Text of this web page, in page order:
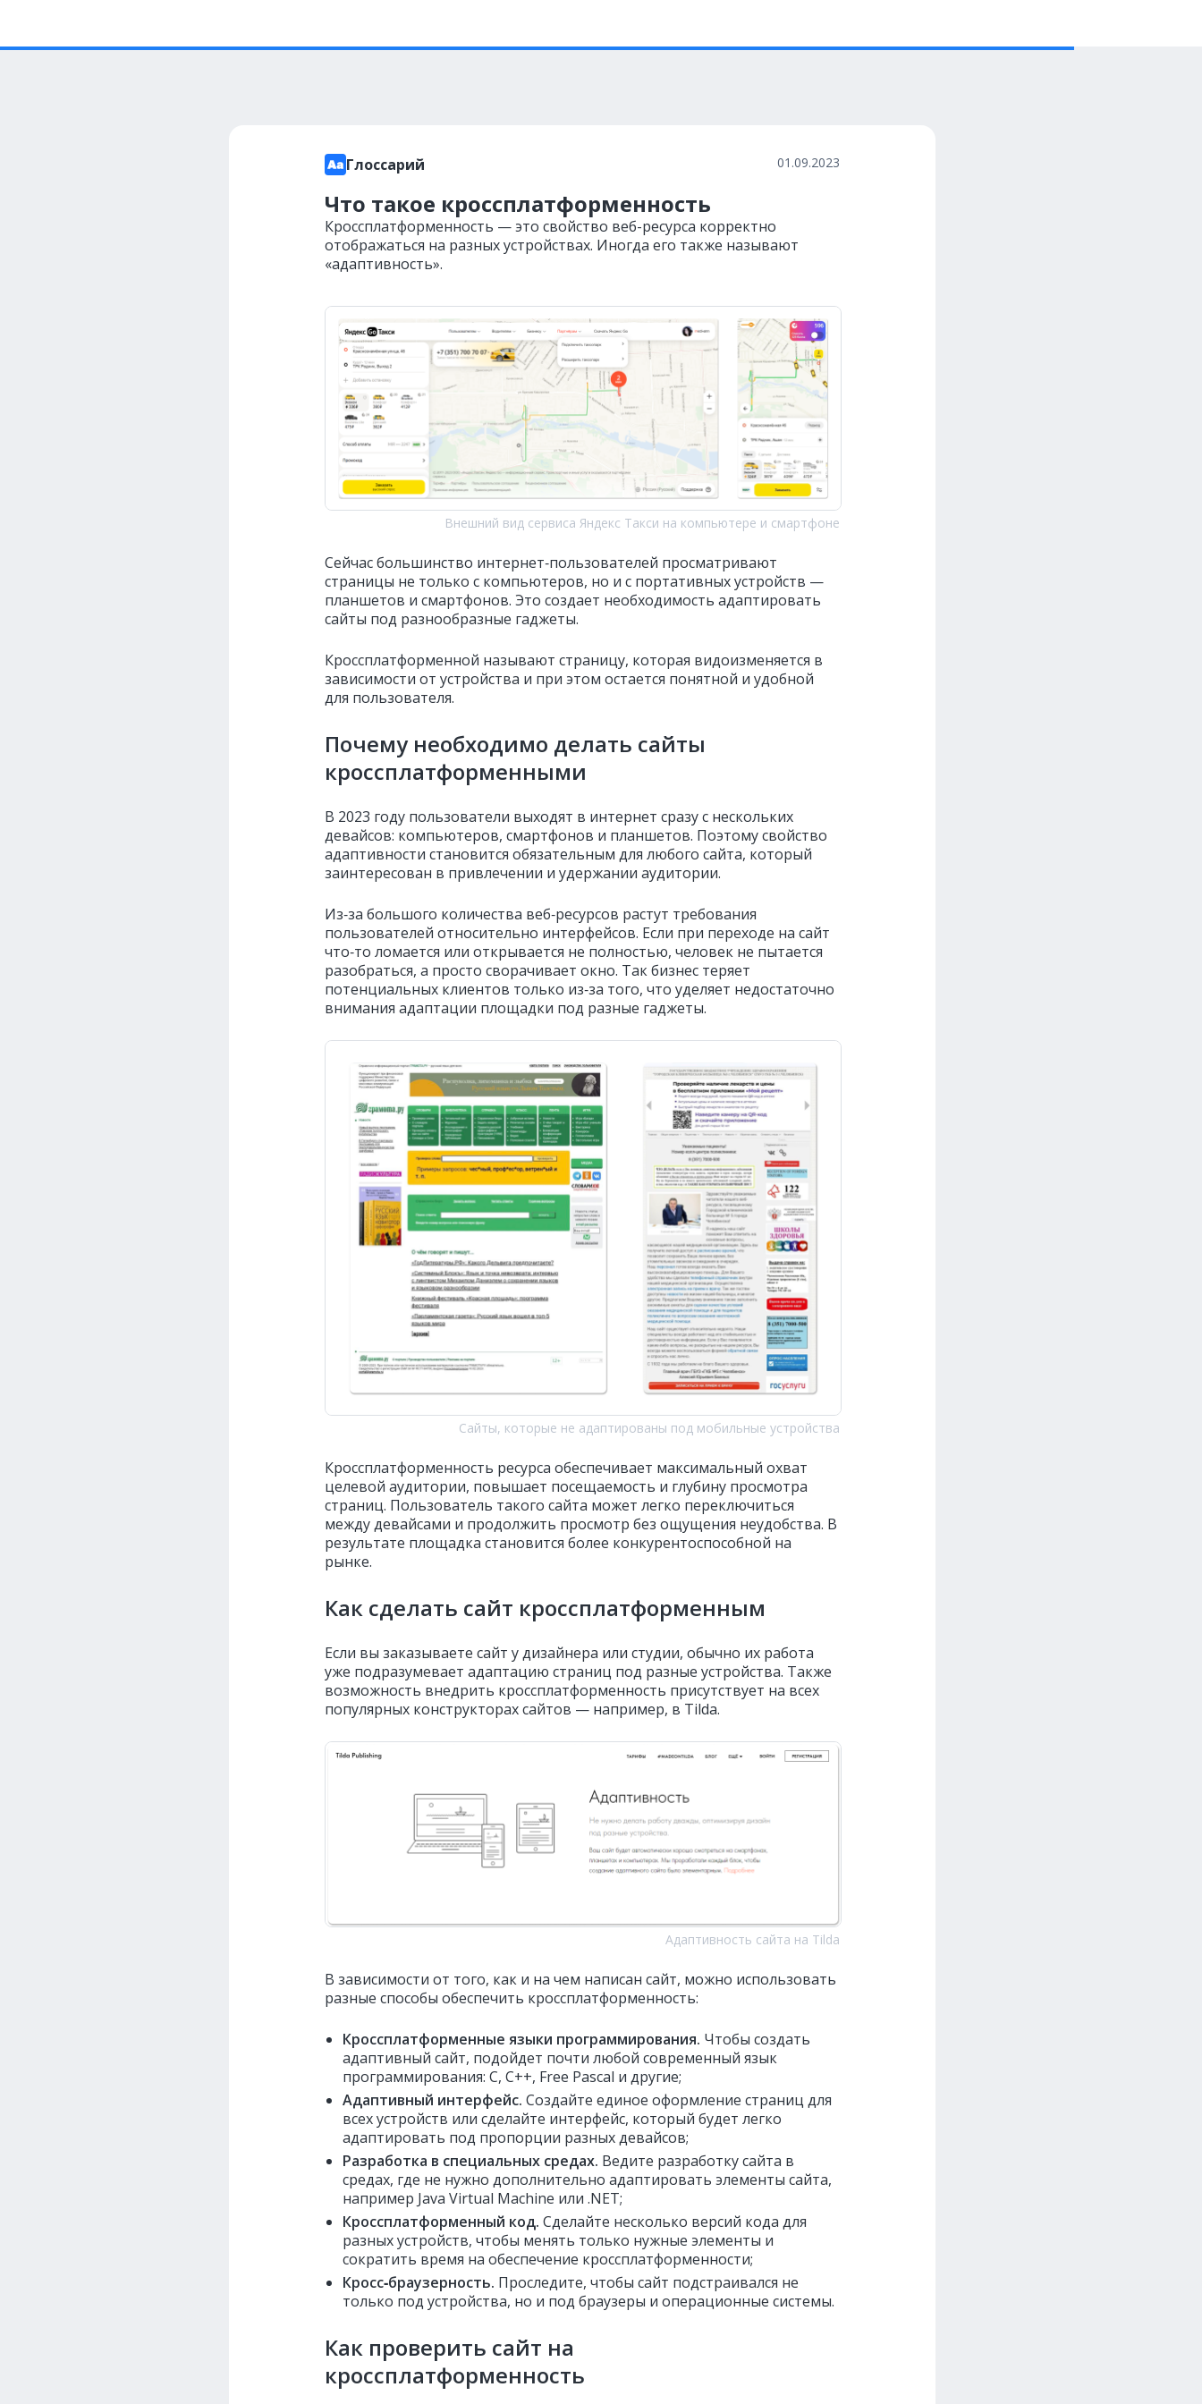
Глоссарий 01.09.2023
Что такое кроссплатформенность
Кроссплатформенность — это свойство веб-ресурса корректно
отображаться на разных устройствах. Иногда его также называют
«адаптивность».
Внешний вид сервиса Яндекс Такси на компьютере и смартфоне
Сейчас большинство интернет‑пользователей просматривают
страницы не только с компьютеров, но и с портативных устройств —
планшетов и смартфонов. Это создает необходимость адаптировать
сайты под разнообразные гаджеты.
Кроссплатформенной называют страницу, которая видоизменяется в
зависимости от устройства и при этом остается понятной и удобной
для пользователя.
Почему необходимо делать сайты
кроссплатформенными
В 2023 году пользователи выходят в интернет сразу с нескольких
девайсов: компьютеров, смартфонов и планшетов. Поэтому свойство
адаптивности становится обязательным для любого сайта, который
заинтересован в привлечении и удержании аудитории.
Из‑за большого количества веб‑ресурсов растут требования
пользователей относительно интерфейсов. Если при переходе на сайт
что‑то ломается или открывается не полностью, человек не пытается
разобраться, а просто сворачивает окно. Так бизнес теряет
потенциальных клиентов только из‑за того, что уделяет недостаточно
внимания адаптации площадки под разные гаджеты.
Сайты, которые не адаптированы под мобильные устройства
Кроссплатформенность ресурса обеспечивает максимальный охват
целевой аудитории, повышает посещаемость и глубину просмотра
страниц. Пользователь такого сайта может легко переключиться
между девайсами и продолжить просмотр без ощущения неудобства. В
результате площадка становится более конкурентоспособной на
рынке.
Как сделать сайт кроссплатформенным
Если вы заказываете сайт у дизайнера или студии, обычно их работа
уже подразумевает адаптацию страниц под разные устройства. Также
возможность внедрить кроссплатформенность присутствует на всех
популярных конструкторах сайтов — например, в Tilda.
Адаптивность сайта на Tilda
В зависимости от того, как и на чем написан сайт, можно использовать
разные способы обеспечить кроссплатформенность:
Кроссплатформенные языки программирования. Чтобы создать
адаптивный сайт, подойдет почти любой современный язык
программирования: С, С++, Free Pascal и другие;
Адаптивный интерфейс. Создайте единое оформление страниц для
всех устройств или сделайте интерфейс, который будет легко
адаптировать под пропорции разных девайсов;
Разработка в специальных средах. Ведите разработку сайта в
средах, где не нужно дополнительно адаптировать элементы сайта,
например Java Virtual Machine или .NET;
Кроссплатформенный код. Сделайте несколько версий кода для
разных устройств, чтобы менять только нужные элементы и
сократить время на обеспечение кроссплатформенности;
Кросс‑браузерность. Проследите, чтобы сайт подстраивался не
только под устройства, но и под браузеры и операционные системы.
Как проверить сайт на
кроссплатформенность